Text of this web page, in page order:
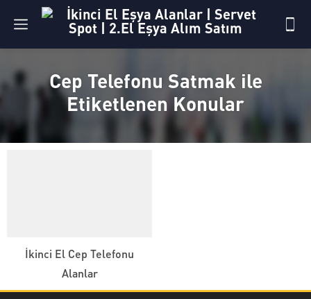
Cep Telefonu Satmak ile
Etiketlenen Konular
İkinci El Cep Telefonu
Alanlar